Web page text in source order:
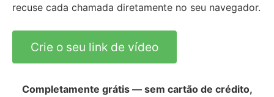
recuse cada chamada diretamente no seu navegador.
Crie o seu link de vídeo
Completamente grátis — sem cartão de crédito,